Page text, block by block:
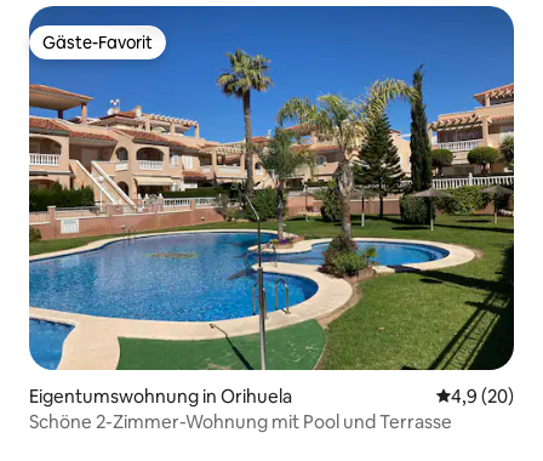
Gäste-Favorit
Gäste-Favorit
Eigentumswohnung in Orihuela
4,9 (20)
Schöne 2-Zimmer-Wohnung mit Pool und Terrasse